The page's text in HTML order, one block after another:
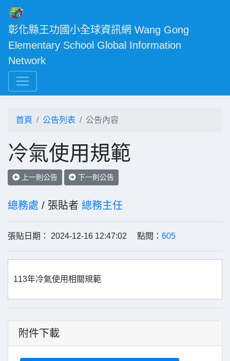
彰化縣王功國小全球資訊網 Wang Gong
Elementary School Global Information
Network
首頁 公告列表 公告內容
冷氣使用規範
上一則公告 下一則公告
總務處 / 張貼者 總務主任
張貼日期： 2024-12-16 12:47:02 點閱： 605
113年冷氣使用相關規範
附件下載